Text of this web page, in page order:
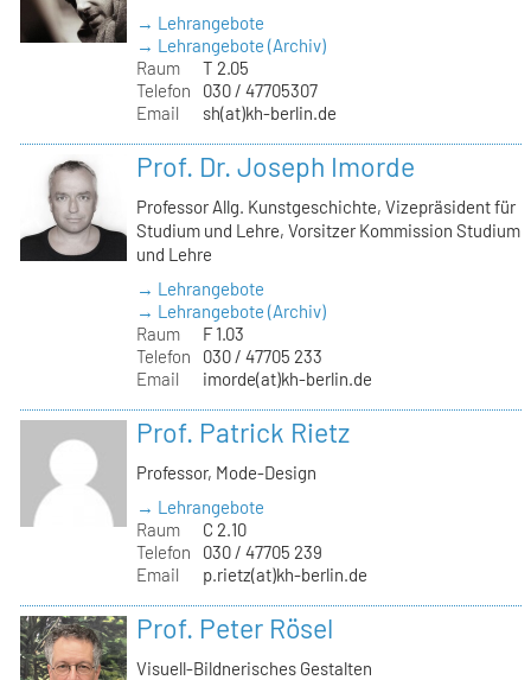
→ Lehrangebote
→ Lehrangebote (Archiv)
Raum
T 2.05
Telefon
030 / 47705307
Email
sh(at)kh-berlin.de
Prof. Dr. Joseph Imorde
Professor Allg. Kunstgeschichte, Vizepräsident für
Studium und Lehre, Vorsitzer Kommission Studium
und Lehre
→ Lehrangebote
→ Lehrangebote (Archiv)
Raum
F 1.03
Telefon
030 / 47705 233
Email
imorde(at)kh-berlin.de
Prof. Patrick Rietz
Professor, Mode-Design
→ Lehrangebote
Raum
C 2.10
Telefon
030 / 47705 239
Email
p.rietz(at)kh-berlin.de
Prof. Peter Rösel
Visuell-Bildnerisches Gestalten